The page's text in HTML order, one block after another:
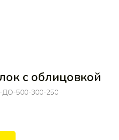
с облицовкой
500-300-250